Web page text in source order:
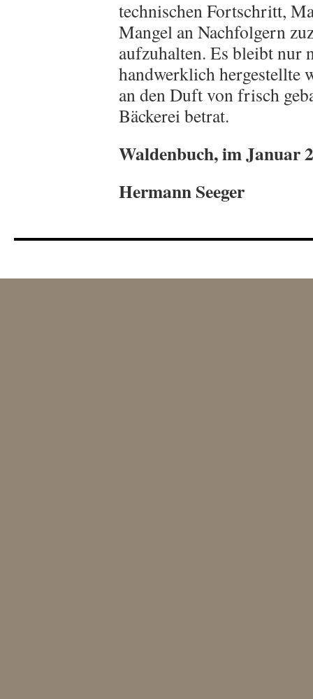
technischen Fortschritt,
Mangel an Nachfolgern
aufzuhalten. Es bleibt nur
handwerklich hergestellte
an den Duft von frisch
Bäckerei betrat.
Waldenbuch, im Januar
Hermann Seeger